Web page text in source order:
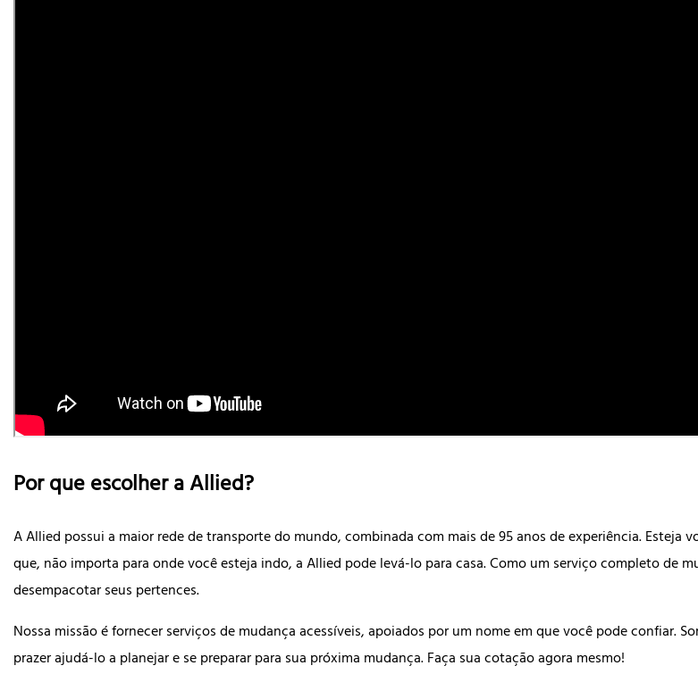
Por que escolher a Allied?
A Allied possui a maior rede de transporte do mundo, combinada com mais de 95 anos de experiência.
que, não importa para onde você esteja indo, a Allied pode levá-lo para casa. Como um serviço completo de
desempacotar seus pertences.
Nossa missão é fornecer serviços de mudança acessíveis, apoiados por um nome em que você pode confiar.
prazer ajudá-lo a planejar e se preparar para sua próxima mudança. Faça sua cotação agora mesmo!